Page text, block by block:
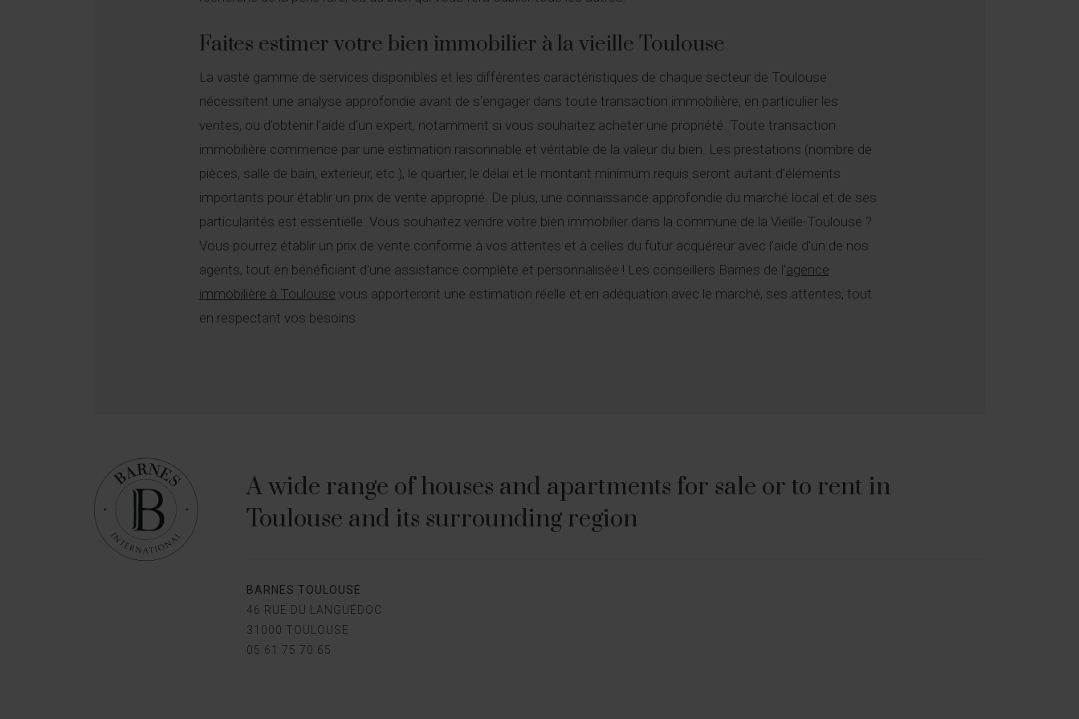
Faites estimer votre bien immobilier à la vieille Toulouse
La vaste gamme de services disponibles et les différentes caractéristiques de chaque secteur de Toulouse
nécessitent une analyse approfondie avant de s'engager dans toute transaction immobilière, en particulier les
ventes, ou d'obtenir l'aide d'un expert, notamment si vous souhaitez acheter une propriété. Toute transaction
immobilière commence par une estimation raisonnable et véritable de la valeur du bien. Les prestations (nombre de
pièces, salle de bain, extérieur, etc.), le quartier, le délai et le montant minimum requis seront autant d'éléments
importants pour établir un prix de vente approprié. De plus, une connaissance approfondie du marché local et de ses
particularités est essentielle. Vous souhaitez vendre votre bien immobilier dans la commune de la Vieille-Toulouse ?
Vous pourrez établir un prix de vente conforme à vos attentes et à celles du futur acquéreur avec l'aide d'un de nos
agents, tout en bénéficiant d'une assistance complète et personnalisée ! Les conseillers Barnes de l'agence
immobilière à Toulouse vous apporteront une estimation réelle et en adéquation avec le marché, ses attentes, tout
en respectant vos besoins.
A wide range of houses and apartments for sale or to rent in
Toulouse and its surrounding region
BARNES TOULOUSE
46 RUE DU LANGUEDOC
31000 TOULOUSE
05 61 75 70 65